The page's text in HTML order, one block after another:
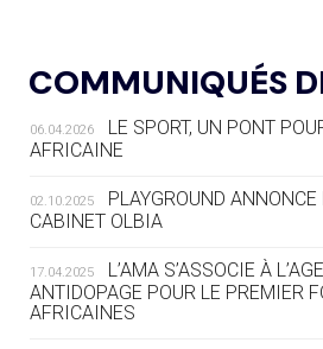
« L'ALLEMAGNE
COMMENT
RESPONSABLES »
04.08
LA FIE LANCE LES
MANŒUVRES EN
04.08 — DAKAR 2026
DES FRESQUES
COMMUNIQUÉS
06.04.2026
LE SPORT, UN PONT
AFRICAINE
02.10.2025
PLAYGROUND ANNONCE
CABINET OLBIA
17.04.2025
L’AMA S’ASSOCIE À
ANTIDOPAGE POUR LE PREMIER
AFRICAINES